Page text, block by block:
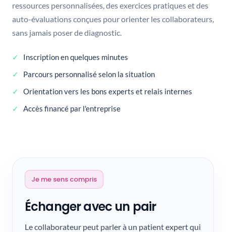
ressources personnalisées, des exercices pratiques et des
auto-évaluations conçues pour orienter les collaborateurs,
sans jamais poser de diagnostic.
Inscription en quelques minutes
Parcours personnalisé selon la situation
Orientation vers les bons experts et relais internes
Accès financé par l'entreprise
Je me sens compris
Échanger avec un pair
Le collaborateur peut parler à un patient expert qui